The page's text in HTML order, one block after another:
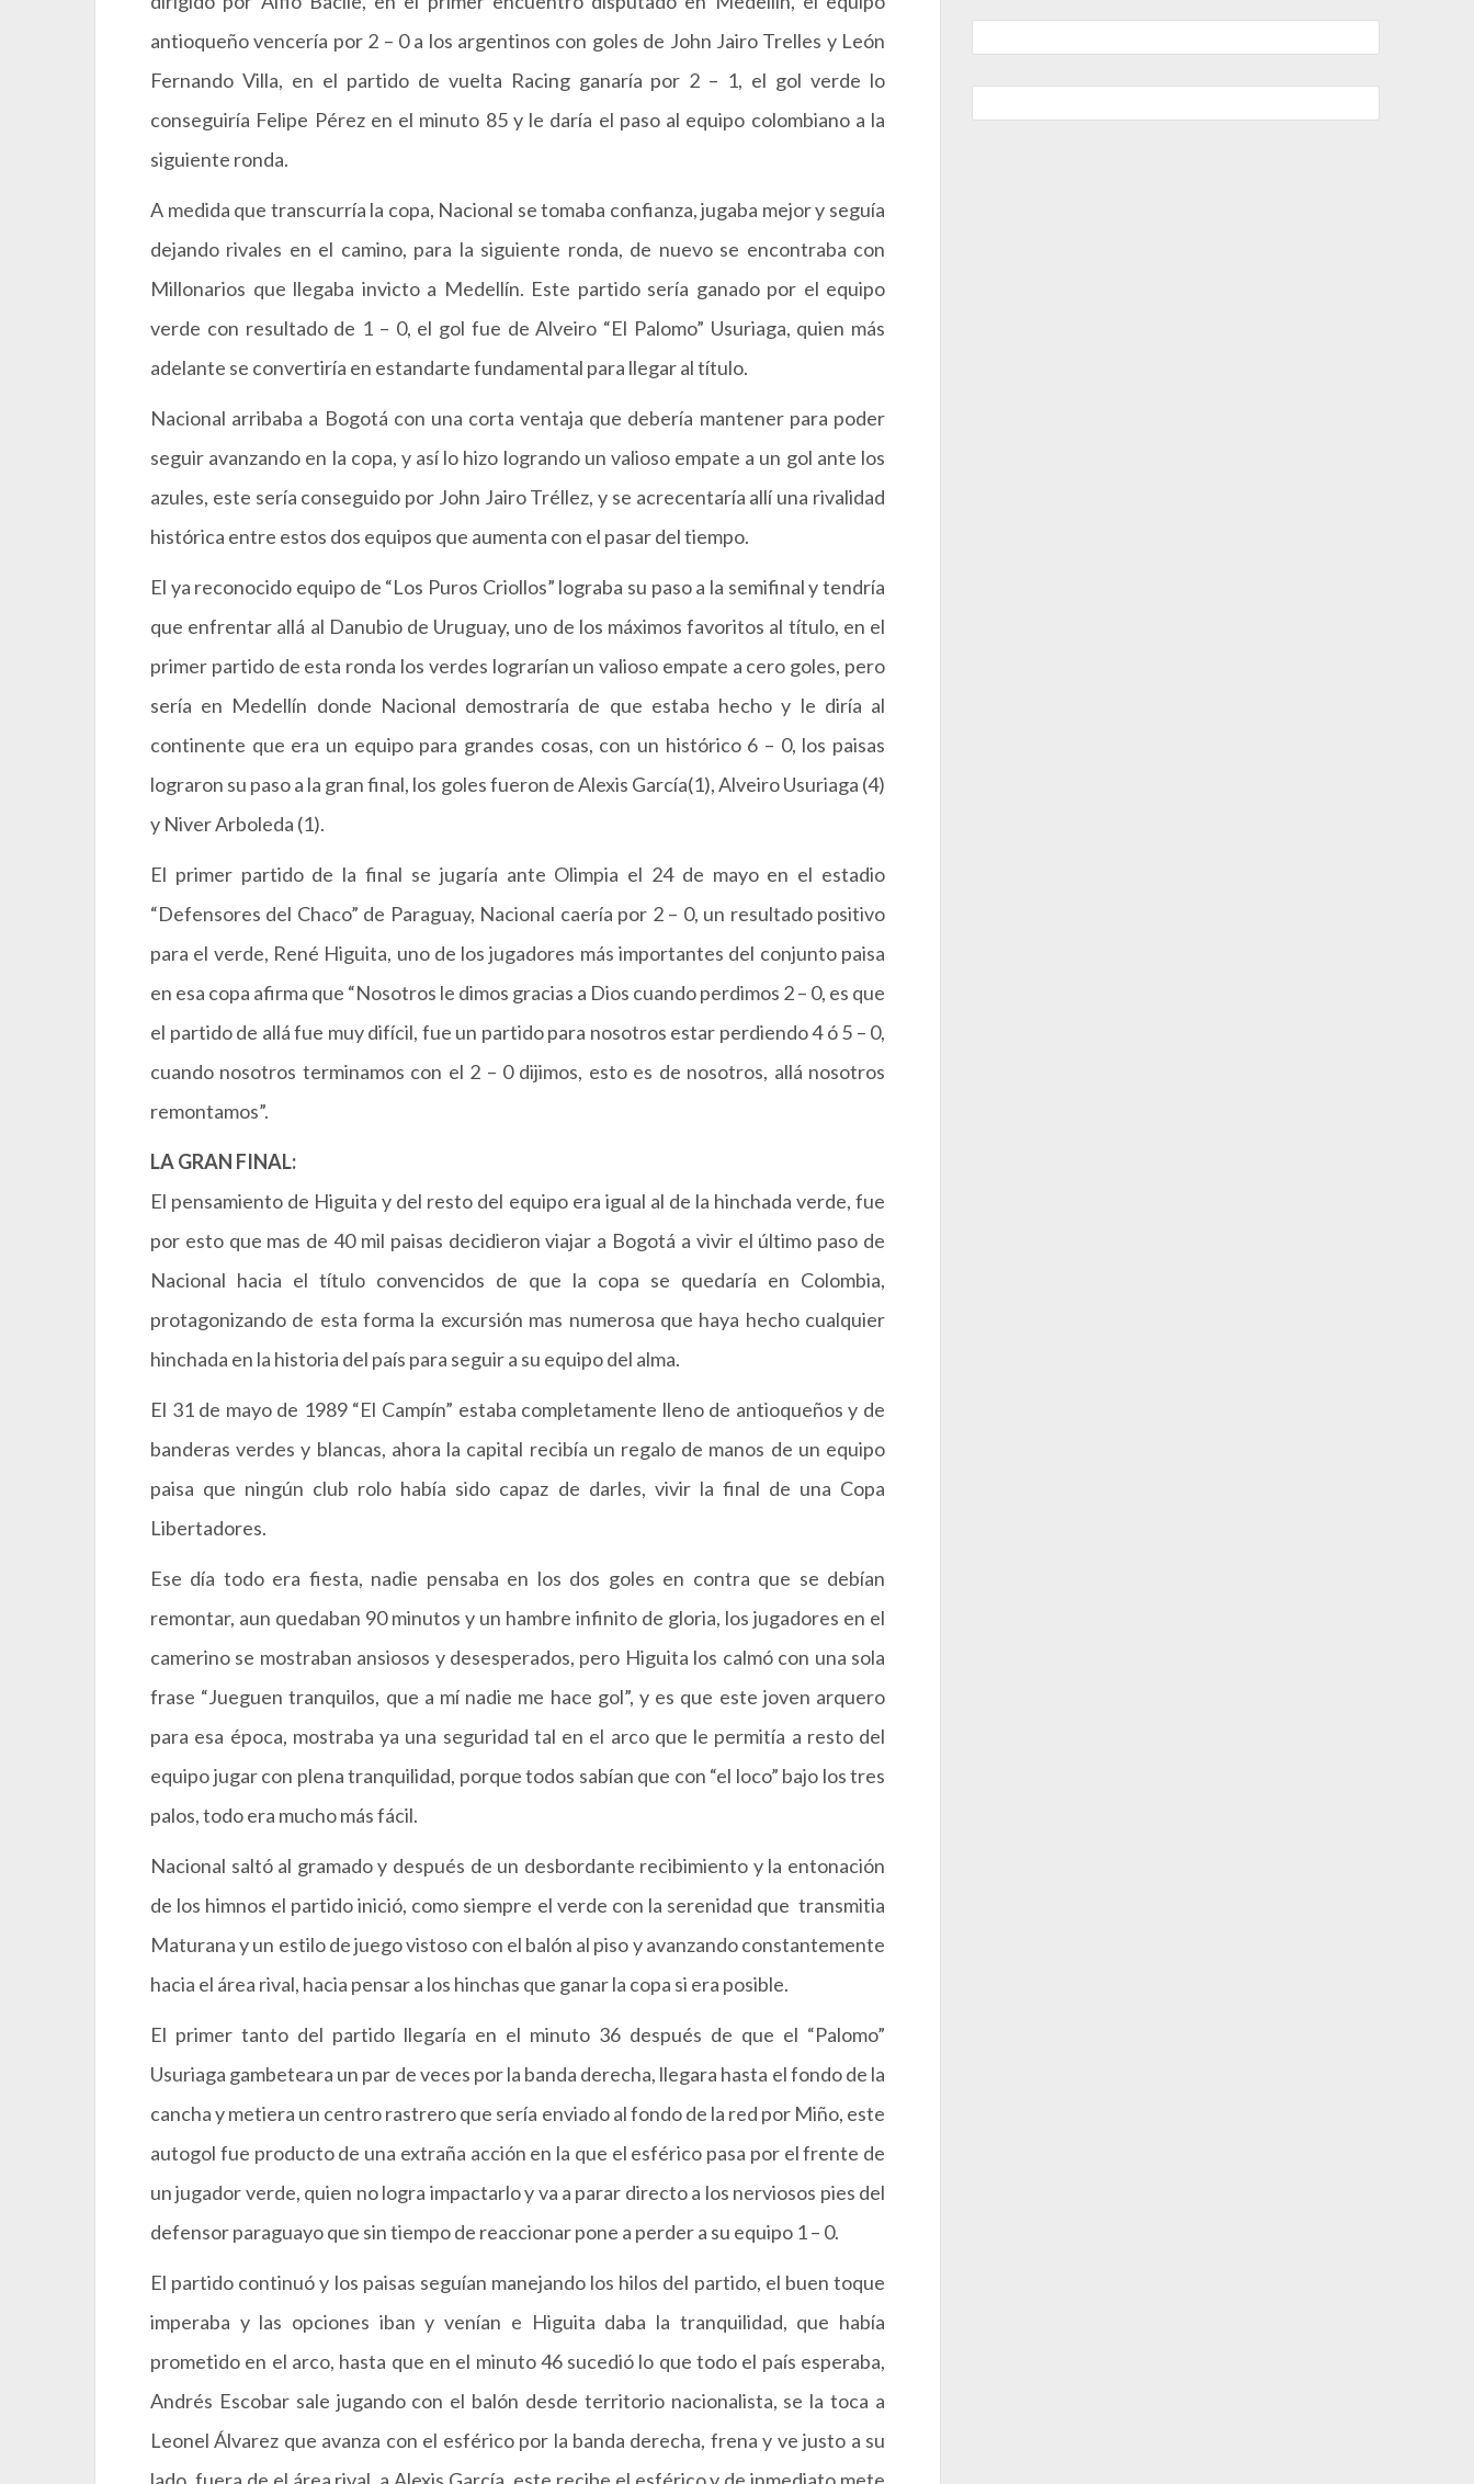
antioqueño vencería por 2 – 0 a los argentinos con goles de John Jairo Trelles y León
Fernando Villa, en el partido de vuelta Racing ganaría por 2 – 1, el gol verde lo
conseguiría Felipe Pérez en el minuto 85 y le daría el paso al equipo colombiano a la
siguiente ronda.
A medida que transcurría la copa, Nacional se tomaba confianza, jugaba mejor y seguía
dejando rivales en el camino, para la siguiente ronda, de nuevo se encontraba con
Millonarios que llegaba invicto a Medellín. Este partido sería ganado por el equipo
verde con resultado de 1 – 0, el gol fue de Alveiro “El Palomo” Usuriaga, quien más
adelante se convertiría en estandarte fundamental para llegar al título.
Nacional arribaba a Bogotá con una corta ventaja que debería mantener para poder
seguir avanzando en la copa, y así lo hizo logrando un valioso empate a un gol ante los
azules, este sería conseguido por John Jairo Tréllez, y se acrecentaría allí una rivalidad
histórica entre estos dos equipos que aumenta con el pasar del tiempo.
El ya reconocido equipo de “Los Puros Criollos” lograba su paso a la semifinal y tendría
que enfrentar allá al Danubio de Uruguay, uno de los máximos favoritos al título, en el
primer partido de esta ronda los verdes lograrían un valioso empate a cero goles, pero
sería en Medellín donde Nacional demostraría de que estaba hecho y le diría al
continente que era un equipo para grandes cosas, con un histórico 6 – 0, los paisas
lograron su paso a la gran final, los goles fueron de Alexis García(1), Alveiro Usuriaga (4)
y Niver Arboleda (1).
El primer partido de la final se jugaría ante Olimpia el 24 de mayo en el estadio
“Defensores del Chaco” de Paraguay, Nacional caería por 2 – 0, un resultado positivo
para el verde, René Higuita, uno de los jugadores más importantes del conjunto paisa
en esa copa afirma que “Nosotros le dimos gracias a Dios cuando perdimos 2 – 0, es que
el partido de allá fue muy difícil, fue un partido para nosotros estar perdiendo 4 ó 5 – 0,
cuando nosotros terminamos con el 2 – 0 dijimos, esto es de nosotros, allá nosotros
remontamos”.
LA GRAN FINAL:
El pensamiento de Higuita y del resto del equipo era igual al de la hinchada verde, fue
por esto que mas de 40 mil paisas decidieron viajar a Bogotá a vivir el último paso de
Nacional hacia el título convencidos de que la copa se quedaría en Colombia,
protagonizando de esta forma la excursión mas numerosa que haya hecho cualquier
hinchada en la historia del país para seguir a su equipo del alma.
El 31 de mayo de 1989 “El Campín” estaba completamente lleno de antioqueños y de
banderas verdes y blancas, ahora la capital recibía un regalo de manos de un equipo
paisa que ningún club rolo había sido capaz de darles, vivir la final de una Copa
Libertadores.
Ese día todo era fiesta, nadie pensaba en los dos goles en contra que se debían
remontar, aun quedaban 90 minutos y un hambre infinito de gloria, los jugadores en el
camerino se mostraban ansiosos y desesperados, pero Higuita los calmó con una sola
frase “Jueguen tranquilos, que a mí nadie me hace gol”, y es que este joven arquero
para esa época, mostraba ya una seguridad tal en el arco que le permitía a resto del
equipo jugar con plena tranquilidad, porque todos sabían que con “el loco” bajo los tres
palos, todo era mucho más fácil.
Nacional saltó al gramado y después de un desbordante recibimiento y la entonación
de los himnos el partido inició, como siempre el verde con la serenidad que transmitia
Maturana y un estilo de juego vistoso con el balón al piso y avanzando constantemente
hacia el área rival, hacia pensar a los hinchas que ganar la copa si era posible.
El primer tanto del partido llegaría en el minuto 36 después de que el “Palomo”
Usuriaga gambeteara un par de veces por la banda derecha, llegara hasta el fondo de la
cancha y metiera un centro rastrero que sería enviado al fondo de la red por Miño, este
autogol fue producto de una extraña acción en la que el esférico pasa por el frente de
un jugador verde, quien no logra impactarlo y va a parar directo a los nerviosos pies del
defensor paraguayo que sin tiempo de reaccionar pone a perder a su equipo 1 – 0.
El partido continuó y los paisas seguían manejando los hilos del partido, el buen toque
imperaba y las opciones iban y venían e Higuita daba la tranquilidad, que había
prometido en el arco, hasta que en el minuto 46 sucedió lo que todo el país esperaba,
Andrés Escobar sale jugando con el balón desde territorio nacionalista, se la toca a
Leonel Álvarez que avanza con el esférico por la banda derecha, frena y ve justo a su